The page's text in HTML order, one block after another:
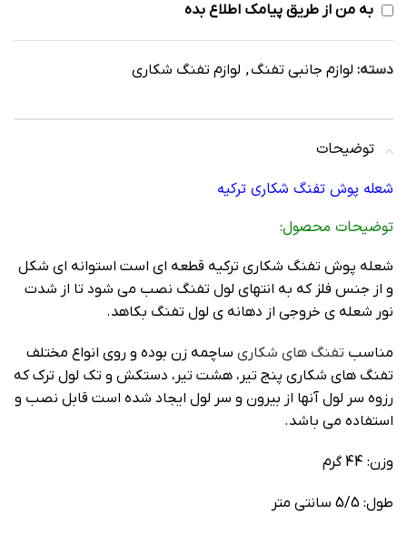
به من از طریق پیامک اطلاع بده
دسته: لوازم جانبی تفنگ, لوازم تفنگ شکاری
توضیحات
شعله پوش تفنگ شکاری ترکیه
توضیحات محصول:
شعله پوش تفنگ شکاری ترکیه قطعه ای است استوانه ای شکل
و از جنس فلز که به انتهای لول تفنگ نصب می شود تا از شدت
نور شعله ی خروجی از دهانه ی لول تفنگ بکاهد.
مناسب تفنگ های شکاری ساچمه زن بوده و روی انواع مختلف
تفنگ های شکاری پنج تیر، هشت تیر، دستکش و تک لول ترک که
رزوه سر لول آنها از بیرون و سر لول ایجاد شده است قابل نصب و
استفاده می باشد.
وزن: 44 گرم
طول: 5/5 سانتی متر